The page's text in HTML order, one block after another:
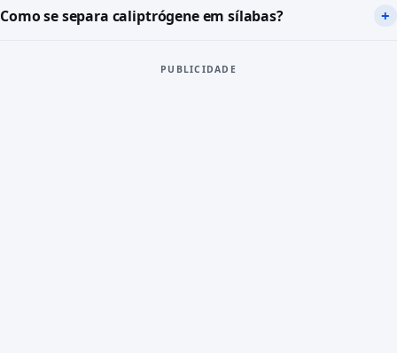
Como se separa caliptrógene em sílabas?
PUBLICIDADE